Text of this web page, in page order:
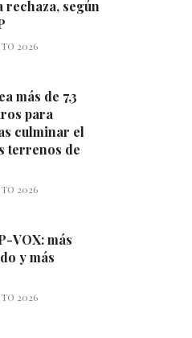
rechaza, según
2026
más de 7,3
para
culminar el
terrenos de
2026
VOX: más
y más
2026